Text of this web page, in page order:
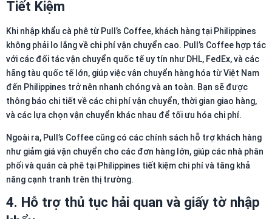
Tiết Kiệm
Khi nhập khẩu cà phê từ Pull’s Coffee, khách hàng tại Philippines
không phải lo lắng về chi phí vận chuyển cao. Pull’s Coffee hợp tác
với các đối tác vận chuyển quốc tế uy tín như DHL, FedEx, và các
hãng tàu quốc tế lớn, giúp việc vận chuyển hàng hóa từ Việt Nam
đến Philippines trở nên nhanh chóng và an toàn. Bạn sẽ được
thông báo chi tiết về các chi phí vận chuyển, thời gian giao hàng,
và các lựa chọn vận chuyển khác nhau để tối ưu hóa chi phí.
Ngoài ra, Pull’s Coffee cũng có các chính sách hỗ trợ khách hàng
như giảm giá vận chuyển cho các đơn hàng lớn, giúp các nhà phân
phối và quán cà phê tại Philippines tiết kiệm chi phí và tăng khả
năng cạnh tranh trên thị trường.
4. Hỗ trợ thủ tục hải quan và giấy tờ nhập